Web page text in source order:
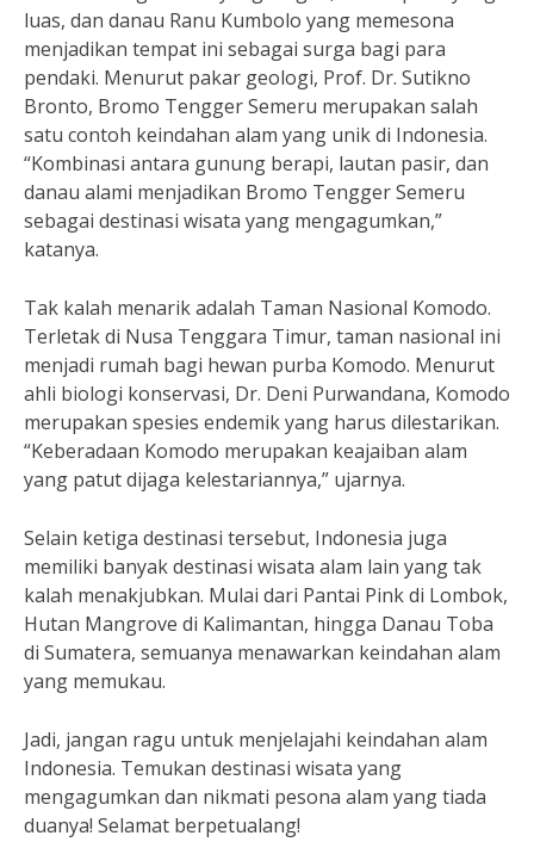
luas, dan danau Ranu Kumbolo yang memesona
menjadikan tempat ini sebagai surga bagi para
pendaki. Menurut pakar geologi, Prof. Dr. Sutikno
Bronto, Bromo Tengger Semeru merupakan salah
satu contoh keindahan alam yang unik di Indonesia.
“Kombinasi antara gunung berapi, lautan pasir, dan
danau alami menjadikan Bromo Tengger Semeru
sebagai destinasi wisata yang mengagumkan,”
katanya.
Tak kalah menarik adalah Taman Nasional Komodo.
Terletak di Nusa Tenggara Timur, taman nasional ini
menjadi rumah bagi hewan purba Komodo. Menurut
ahli biologi konservasi, Dr. Deni Purwandana, Komodo
merupakan spesies endemik yang harus dilestarikan.
“Keberadaan Komodo merupakan keajaiban alam
yang patut dijaga kelestariannya,” ujarnya.
Selain ketiga destinasi tersebut, Indonesia juga
memiliki banyak destinasi wisata alam lain yang tak
kalah menakjubkan. Mulai dari Pantai Pink di Lombok,
Hutan Mangrove di Kalimantan, hingga Danau Toba
di Sumatera, semuanya menawarkan keindahan alam
yang memukau.
Jadi, jangan ragu untuk menjelajahi keindahan alam
Indonesia. Temukan destinasi wisata yang
mengagumkan dan nikmati pesona alam yang tiada
duanya! Selamat berpetualang!